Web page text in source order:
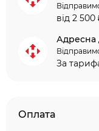
від 2 500
Адресна
За
Оплата